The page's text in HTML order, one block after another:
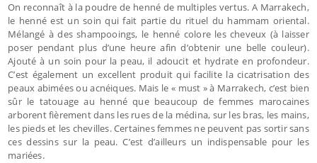
On reconnaît à la poudre de henné de multiples vertus. A Marrakech,
le henné est un soin qui fait partie du rituel du hammam oriental.
Mélangé à des shampooings, le henné colore les cheveux (à laisser
poser pendant plus d’une heure afin d’obtenir une belle couleur).
Ajouté à un soin pour la peau, il adoucit et hydrate en profondeur.
C’est également un excellent produit qui facilite la cicatrisation des
peaux abimées ou acnéiques. Mais le « must » à Marrakech, c’est bien
sûr le tatouage au henné que beaucoup de femmes marocaines
arborent fièrement dans les rues de la médina, sur les bras, les mains,
les pieds et les chevilles. Certaines femmes ne peuvent pas sortir sans
ces dessins sur la peau. C’est d’ailleurs un indispensable pour les
mariées.